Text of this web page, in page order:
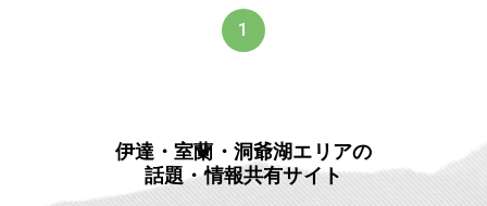
1
伊達・室蘭・洞爺湖エリアの
話題・情報共有サイト